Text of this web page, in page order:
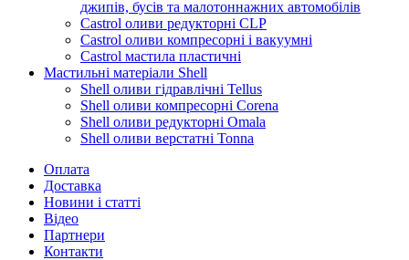
джипів, бусів та малотоннажних автомобілів
Castrol оливи редукторні CLP
Castrol оливи компресорні і вакуумні
Castrol мастила пластичні
Мастильні матеріали Shell
Shell оливи гідравлічні Tellus
Shell оливи компресорні Corena
Shell оливи редукторні Omala
Shell оливи верстатні Tonna
Оплата
Доставка
Новини і статті
Відео
Партнери
Контакти